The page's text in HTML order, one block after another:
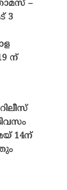
–
3
ന്
14ന്